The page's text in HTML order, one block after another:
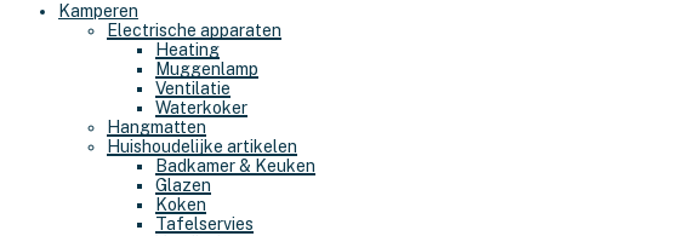
Kamperen
Electrische apparaten
Heating
Muggenlamp
Ventilatie
Waterkoker
Hangmatten
Huishoudelijke artikelen
Badkamer & Keuken
Glazen
Koken
Tafelservies